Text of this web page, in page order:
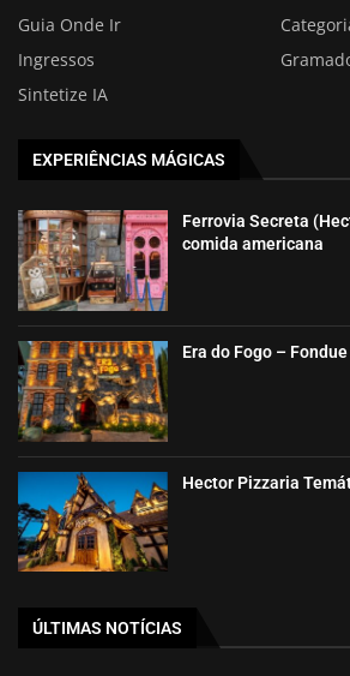
Guia Onde Ir
Ingressos
Sintetize IA
EXPERIÊNCIAS MÁGICAS
Ferrovia Secreta
comida americana
Era do Fogo –
Hector Pizzaria
ÚLTIMAS NOTÍCIAS